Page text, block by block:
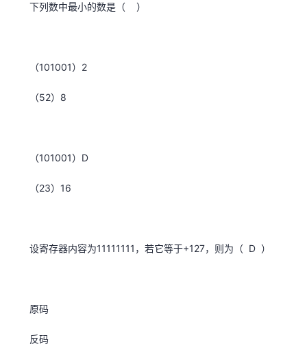
下列数中最小的数是（ ）
（101001）2
（52）8
（101001）D
（23）16
设寄存器内容为11111111，若它等于+127，则为（ D ）
原码
反码